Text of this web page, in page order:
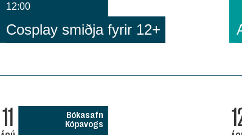
12:00
Cosplay smiðja fyrir 12+
11
Bókasafn
Kópavogs